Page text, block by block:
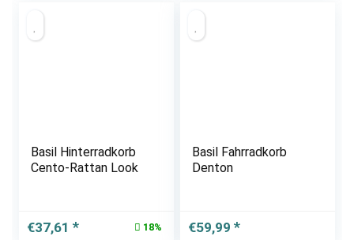
Basil Hinterradkorb
Cento-Rattan Look
Ursprünglicher
€37,61
Aktueller
18%
Basil Fahrradkorb
Denton
€59,99